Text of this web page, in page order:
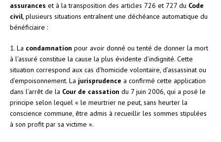
assurances et à la transposition des articles 726 et 727 du Code
civil, plusieurs situations entraînent une déchéance automatique du
bénéficiaire :
1. La condamnation pour avoir donné ou tenté de donner la mort
à l’assuré constitue la cause la plus évidente d’indignité. Cette
situation correspond aux cas d’homicide volontaire, d’assassinat ou
d’empoisonnement. La jurisprudence a confirmé cette application
dans l’arrêt de la Cour de cassation du 7 juin 2006, qui a posé le
principe selon lequel « le meurtrier ne peut, sans heurter la
conscience commune, être admis à recueillir les sommes stipulées
à son profit par sa victime ».